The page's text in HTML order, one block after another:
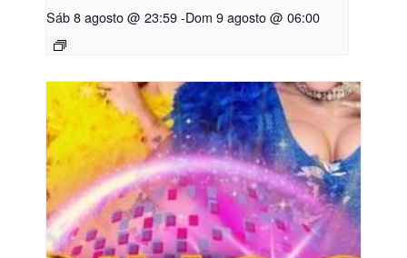
Sáb 8 agosto @ 23:59-Dom 9 agosto @ 06:00